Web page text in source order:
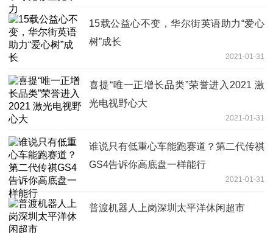
15载公益心不变，华尔街英语助力“爱心
树”成长
2021-01-31
喜提“唯一正增长品类”荣誉进入2021 激
光电视野心大
2021-01-31
谁说只有低重心车能跑赛道？第二代传祺
GS4告诉你高底盘一样能行
2021-01-31
普渡机器人上岗深圳太平洋休闲超市